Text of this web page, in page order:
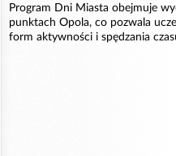
Program Dni Miasta obejmuje
punktach Opola, co pozwala
form aktywności i spędzania